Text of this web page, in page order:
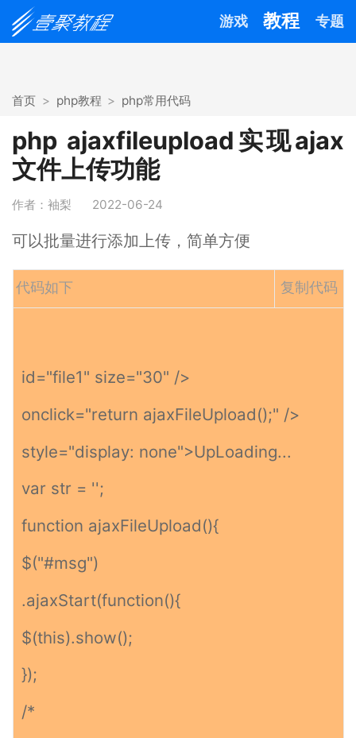
游戏 教程 专题
首页 php教程 php常用代码
php ajaxfileupload实现ajax
文件上传功能
作者：袖梨 2022-06-24
可以批量进行添加上传，简单方便
代码如下 复制代码
id="file1" size="30" />
onclick="return ajaxFileUpload();" />
style="display: none">UpLoading...
var str = '';
function ajaxFileUpload(){
$("#msg")
.ajaxStart(function(){
$(this).show();
});
/*